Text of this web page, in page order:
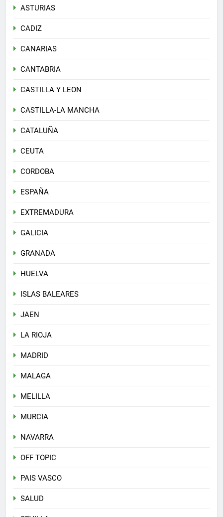
ASTURIAS
CADIZ
CANARIAS
CANTABRIA
CASTILLA Y LEON
CASTILLA-LA MANCHA
CATALUÑA
CEUTA
CORDOBA
ESPAÑA
EXTREMADURA
GALICIA
GRANADA
HUELVA
ISLAS BALEARES
JAEN
LA RIOJA
MADRID
MALAGA
MELILLA
MURCIA
NAVARRA
OFF TOPIC
PAIS VASCO
SALUD